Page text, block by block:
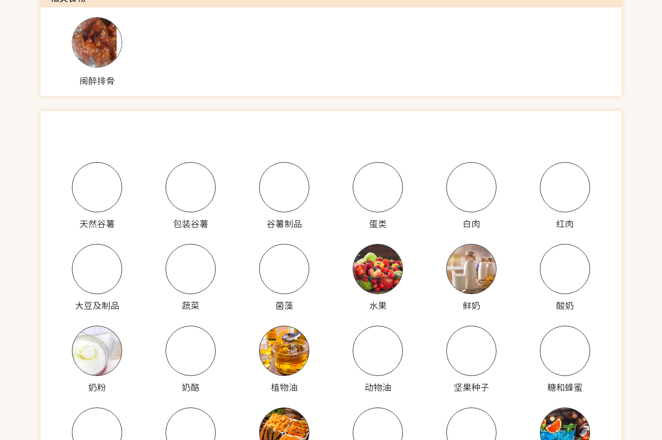
闽醉排骨
天然谷薯 包装谷薯 谷薯制品 蛋类 白肉 红肉
大豆及制品 蔬菜 菌藻 水果 鲜奶 酸奶
奶粉 奶酪 植物油 动物油 坚果种子 糖和蜂蜜